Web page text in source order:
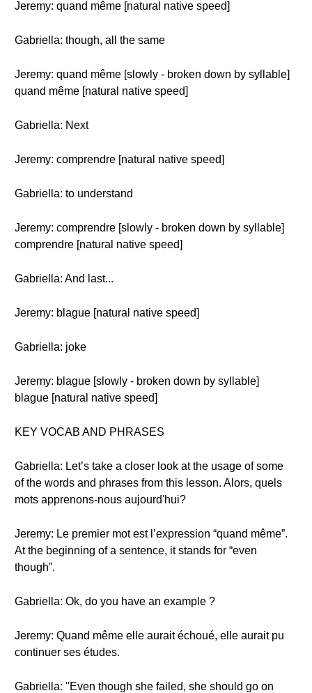
Jeremy: quand même [natural native speed]
Gabriella: though, all the same
Jeremy: quand même [slowly - broken down by syllable]
quand même [natural native speed]
Gabriella: Next
Jeremy: comprendre [natural native speed]
Gabriella: to understand
Jeremy: comprendre [slowly - broken down by syllable]
comprendre [natural native speed]
Gabriella: And last...
Jeremy: blague [natural native speed]
Gabriella: joke
Jeremy: blague [slowly - broken down by syllable]
blague [natural native speed]
KEY VOCAB AND PHRASES
Gabriella: Let’s take a closer look at the usage of some
of the words and phrases from this lesson. Alors, quels
mots apprenons-nous aujourd'hui?
Jeremy: Le premier mot est l’expression “quand même”.
At the beginning of a sentence, it stands for “even
though”.
Gabriella: Ok, do you have an example ?
Jeremy: Quand même elle aurait échoué, elle aurait pu
continuer ses études.
Gabriella: "Even though she failed, she should go on